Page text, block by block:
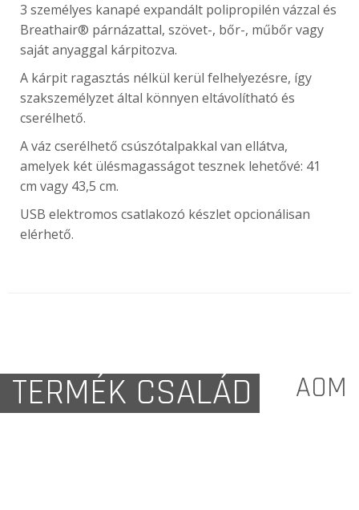
3 személyes kanapé expandált polipropilén vázzal és
Breathair® párnázattal, szövet-, bőr-, műbőr vagy
saját anyaggal kárpitozva.
A kárpit ragasztás nélkül kerül felhelyezésre, így
szakszemélyzet által könnyen eltávolítható és
cserélhető.
A váz cserélhető csúszótalpakkal van ellátva,
amelyek két ülésmagasságot tesznek lehetővé: 41
cm vagy 43,5 cm.
USB elektromos csatlakozó készlet opcionálisan
elérhető.
TERMÉK CSALÁD AOM